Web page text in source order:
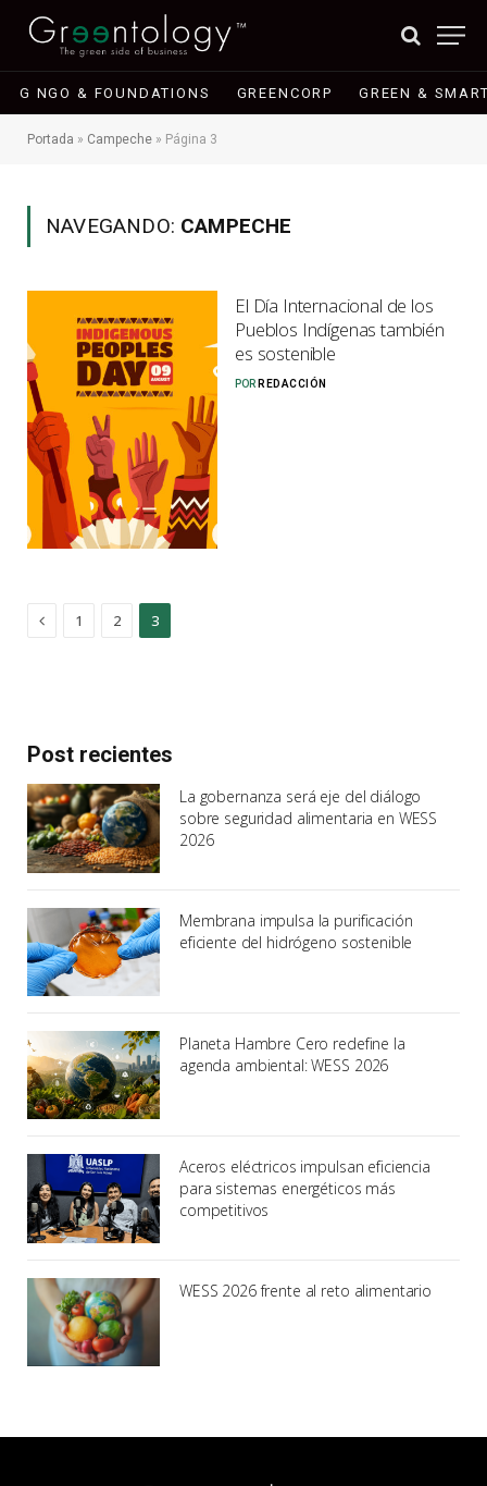
G NGO & FOUNDATIONS GREENCORP GREEN &
Portada » Campeche » Página 3
NAVEGANDO: CAMPECHE
El Día Internacional de los
Pueblos Indígenas también
es sostenible
POR REDACCIÓN
Previous
1 2 3
Post recientes
La gobernanza será eje del diálogo
sobre seguridad alimentaria en WESS
2026
Membrana impulsa la purificación
eficiente del hidrógeno sostenible
Planeta Hambre Cero redefine la
agenda ambiental: WESS 2026
Aceros eléctricos impulsan eficiencia
para sistemas energéticos más
competitivos
WESS 2026 frente al reto alimentario